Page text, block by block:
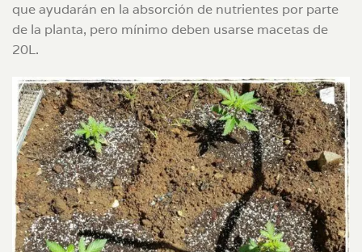
que ayudarán en la absorción de nutrientes por parte
de la planta, pero mínimo deben usarse macetas de
20L.